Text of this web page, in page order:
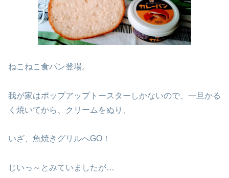
ねこねこ食パン登場。
我が家はポップアップトースターしかないので、一旦かる
く焼いてから、クリームをぬり、
いざ、魚焼きグリルへGO！
じいっ～とみていましたが…